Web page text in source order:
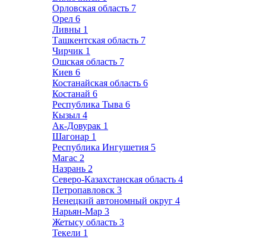
Орловская область 7
Орел 6
Ливны 1
Ташкентская область 7
Чирчик 1
Ошская область 7
Киев 6
Костанайская область 6
Костанай 6
Республика Тыва 6
Кызыл 4
Ак-Довурак 1
Шагонар 1
Республика Ингушетия 5
Магас 2
Назрань 2
Северо-Казахстанская область 4
Петропавловск 3
Ненецкий автономный округ 4
Нарьян-Мар 3
Жетысу область 3
Текели 1